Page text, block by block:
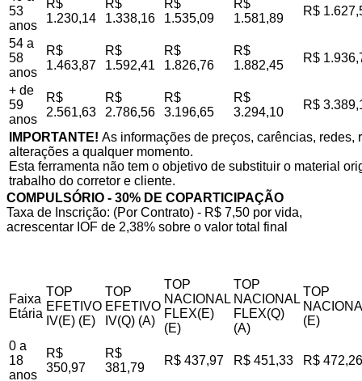
53
anos
R$
1.230,14
R$
1.338,16
R$
1.535,09
R$
1.581,89
R$
54 a
58
anos
R$
1.463,87
R$
1.592,41
R$
1.826,76
R$
1.882,45
R$
+ de
59
anos
R$
2.561,63
R$
2.786,56
R$
3.196,65
R$
3.294,10
R$
IMPORTANTE! As informações de preços, carências,
alterações a qualquer momento.
Esta ferramenta não tem o objetivo de substituir o material
trabalho do corretor e cliente.
COMPULSÓRIO - 30% DE COPARTICIPAÇÃO
Taxa de Inscrição: (Por Contrato) - R$ 7,50 por vida,
acrescentar IOF de 2,38% sobre o valor total final
Faixa
Etária
TOP
EFETIVO
IV(E) (E)
TOP
EFETIVO
IV(Q) (A)
TOP
NACIONAL
FLEX(E)
(E)
TOP
NACIONAL
FLEX(Q)
(A)
TOP
(E)
0 a
18
anos
R$
350,97
R$
381,79
R$ 437,97 R$ 451,33 R$ 472,26